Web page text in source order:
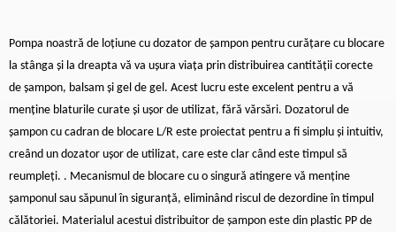
Pompa noastră de loțiune cu dozator de șampon pentru curățare cu blocare
la stânga și la dreapta vă va ușura viața prin distribuirea cantității corecte
de șampon, balsam și gel de gel. Acest lucru este excelent pentru a vă
menține blaturile curate și ușor de utilizat, fără vărsări. Dozatorul de
șampon cu cadran de blocare L/R este proiectat pentru a fi simplu și intuitiv,
creând un dozator ușor de utilizat, care este clar când este timpul să
reumpleți. . Mecanismul de blocare cu o singură atingere vă menține
șamponul sau săpunul în siguranță, eliminând riscul de dezordine în timpul
călătoriei. Materialul acestui distribuitor de șampon este din plastic PP de